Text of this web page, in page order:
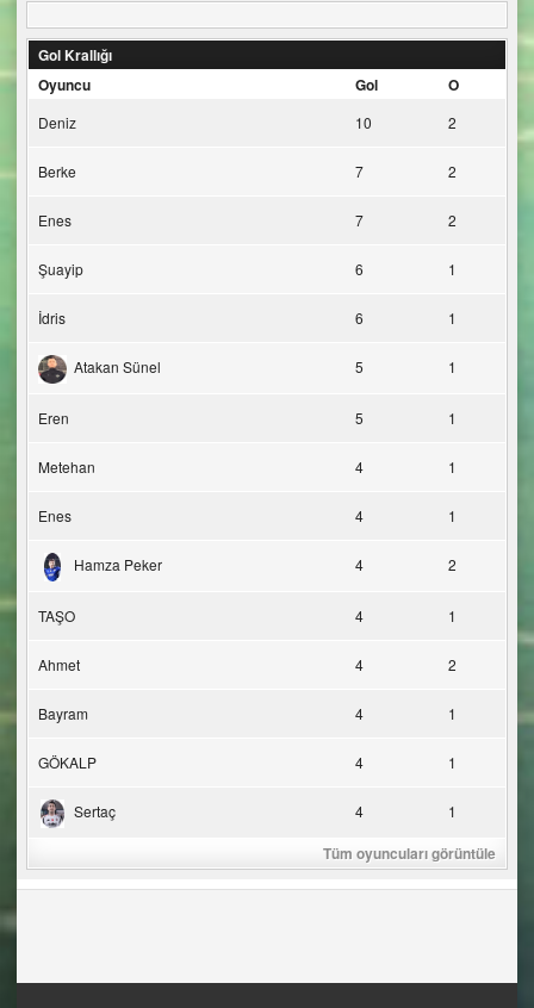
Gol Krallığı
Oyuncu
Gol O
Deniz 10 2
Berke 7 2
Enes 7 2
Şuayip 6 1
İdris 6 1
Atakan Sünel 5 1
Eren 5 1
Metehan 4 1
Enes 4 1
Hamza Peker 4 2
TAŞO 4 1
Ahmet 4 2
Bayram 4 1
GÖKALP 4 1
Sertaç 4 1
Tüm oyuncuları görüntüle